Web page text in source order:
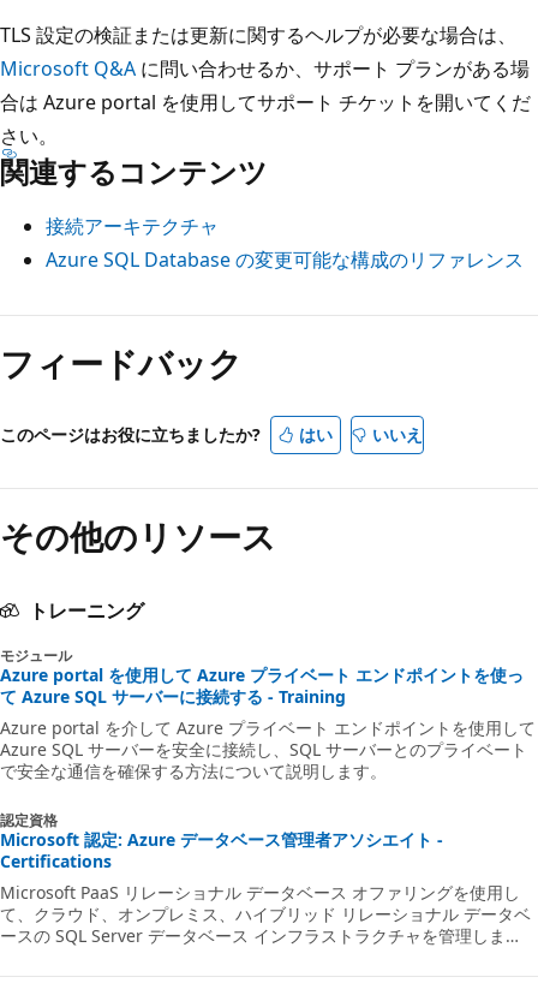
TLS 設定の検証または更新に関するヘルプが必要な場合は、
Microsoft Q&A に問い合わせるか、サポート プランがある場
合は Azure portal を使用してサポート チケットを開いてくだ
さい。
関連するコンテンツ
接続アーキテクチャ
Azure SQL Database の変更可能な構成のリファレンス
フィードバック
このページはお役に立ちましたか? はい いいえ
その他のリソース
トレーニング
モジュール
Azure portal を使用して Azure プライベート エンドポイントを使っ
て Azure SQL サーバーに接続する - Training
Azure portal を介して Azure プライベート エンドポイントを使用して
Azure SQL サーバーを安全に接続し、SQL サーバーとのプライベート
で安全な通信を確保する方法について説明します。
認定資格
Microsoft 認定: Azure データベース管理者アソシエイト -
Certifications
Microsoft PaaS リレーショナル データベース オファリングを使用し
て、クラウド、オンプレミス、ハイブリッド リレーショナル データベ
ースの SQL Server データベース インフラストラクチャを管理しま